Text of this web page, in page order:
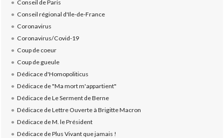
Conseil de Paris
Conseil régional d'Ile-de-France
Coronavirus
Coronavirus/Covid-19
Coup de coeur
Coup de gueule
Dédicace d'Homopoliticus
Dédicace de "Ma mort m'appartient"
Dédicace de Le Serment de Berne
Dédicace de Lettre Ouverte à Brigitte Macron
Dédicace de M. le Président
Dédicace de Plus Vivant que jamais !